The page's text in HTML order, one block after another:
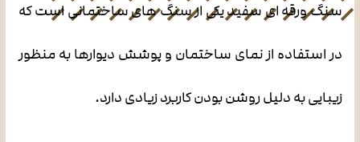
سنگ ورقه ای سفید یکی از سنگ های ساختمانی است که
در استفاده از نمای ساختمان و پوشش دیوارها به منظور
زیبایی به دلیل روشن بودن کاربرد زیادی دارد.